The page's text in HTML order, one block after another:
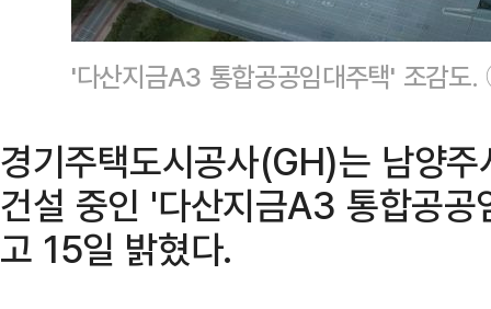
'다산지금A3 통합공공임대주택' 조감
경기주택도시공사(GH)는 남양
건설 중인 '다산지금A3 통합공
고 15일 밝혔다.